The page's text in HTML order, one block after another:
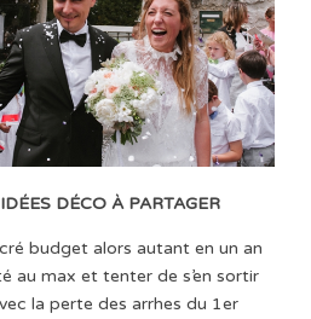
DÉCO À PARTAGER
budget alors autant en un an
au max et tenter de s’en sortir
la perte des arrhes du 1er